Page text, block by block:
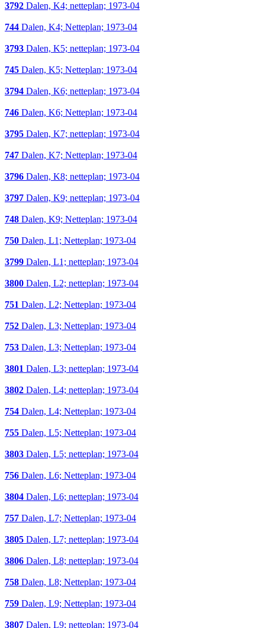
3792 Dalen, K4; netteplan; 1973-04
744 Dalen, K4; Netteplan; 1973-04
3793 Dalen, K5; netteplan; 1973-04
745 Dalen, K5; Netteplan; 1973-04
3794 Dalen, K6; netteplan; 1973-04
746 Dalen, K6; Netteplan; 1973-04
3795 Dalen, K7; netteplan; 1973-04
747 Dalen, K7; Netteplan; 1973-04
3796 Dalen, K8; netteplan; 1973-04
3797 Dalen, K9; netteplan; 1973-04
748 Dalen, K9; Netteplan; 1973-04
750 Dalen, L1; Netteplan; 1973-04
3799 Dalen, L1; netteplan; 1973-04
3800 Dalen, L2; netteplan; 1973-04
751 Dalen, L2; Netteplan; 1973-04
752 Dalen, L3; Netteplan; 1973-04
753 Dalen, L3; Netteplan; 1973-04
3801 Dalen, L3; netteplan; 1973-04
3802 Dalen, L4; netteplan; 1973-04
754 Dalen, L4; Netteplan; 1973-04
755 Dalen, L5; Netteplan; 1973-04
3803 Dalen, L5; netteplan; 1973-04
756 Dalen, L6; Netteplan; 1973-04
3804 Dalen, L6; netteplan; 1973-04
757 Dalen, L7; Netteplan; 1973-04
3805 Dalen, L7; netteplan; 1973-04
3806 Dalen, L8; netteplan; 1973-04
758 Dalen, L8; Netteplan; 1973-04
759 Dalen, L9; Netteplan; 1973-04
3807 Dalen, L9; netteplan; 1973-04